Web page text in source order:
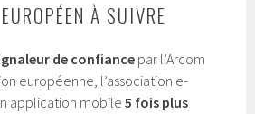
À SUIVRE
de confiance par l’Arcom
européenne, l’association e-
application mobile5 fois plus